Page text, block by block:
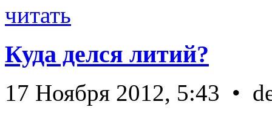
читать
Куда делся литий?
17 Ноября 2012, 5:43 •